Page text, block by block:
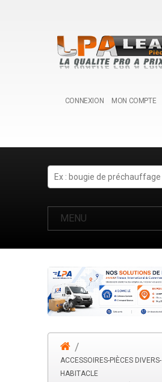
CONNEXION MON COMPTE
Search
MENU
ACCESSOIRES-PIÈCES DIVERS-
HABITACLE